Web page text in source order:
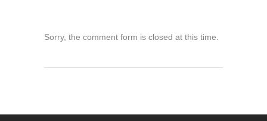
Sorry, the comment form is closed at this time.